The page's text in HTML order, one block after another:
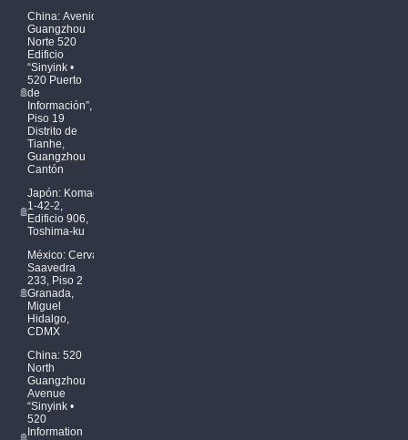
China: Avenida
Guangzhou
Norte 520
Edificio
“Sinyink •
520 Puerto
de
Información”,
Piso 19
Distrito de
Tianhe,
Guangzhou
Cantón
Japón: Komagome
1-42-2,
Edificio 906,
Toshima-ku
México: Cervantes
Saavedra
233, Piso 2
Granada,
Miguel
Hidalgo,
CDMX
China: 520
North
Guangzhou
Avenue
“Sinyink •
520
Information